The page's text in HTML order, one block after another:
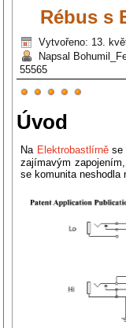
Rébus s
Vytvořeno: 13.
Napsal
55565
uživatelů:
Úvod
Na Elektrobastlírněse
zajímavým
se komunita neshodla